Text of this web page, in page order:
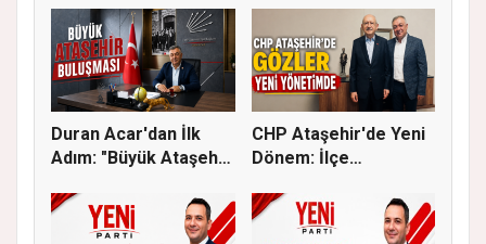
Duran Acar'dan İlk
Adım: "Büyük Ataşehir
CHP Ataşehir'de Yeni
Dönem: İlçe